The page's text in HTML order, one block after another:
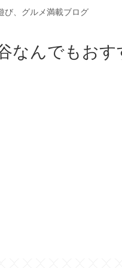
び、グルメ満載ブログ
なんでもおす